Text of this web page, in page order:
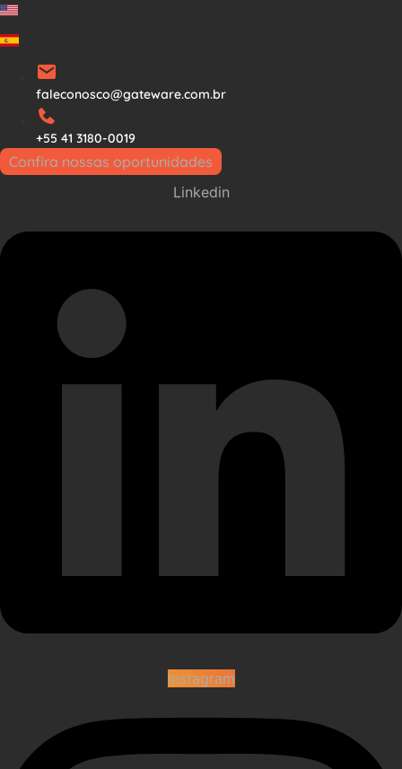
Ir
para
conteúdo
faleconosco@gateware.com.br
+55 41 3180-0019
Confira nossas oportunidades
Linkedin
Instagram